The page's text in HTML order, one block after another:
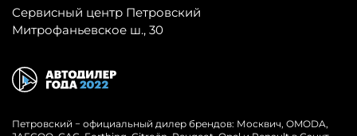
Сервисный центр Петровский
Митрофаньевское ш., 30
Петровский − официальный дилер брендов: Москвич, OMODA,